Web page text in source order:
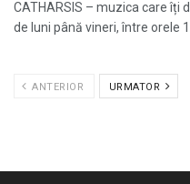
CATHARSIS – muzica care îți
de luni până vineri, între orele
ANTERIOR URMATOR